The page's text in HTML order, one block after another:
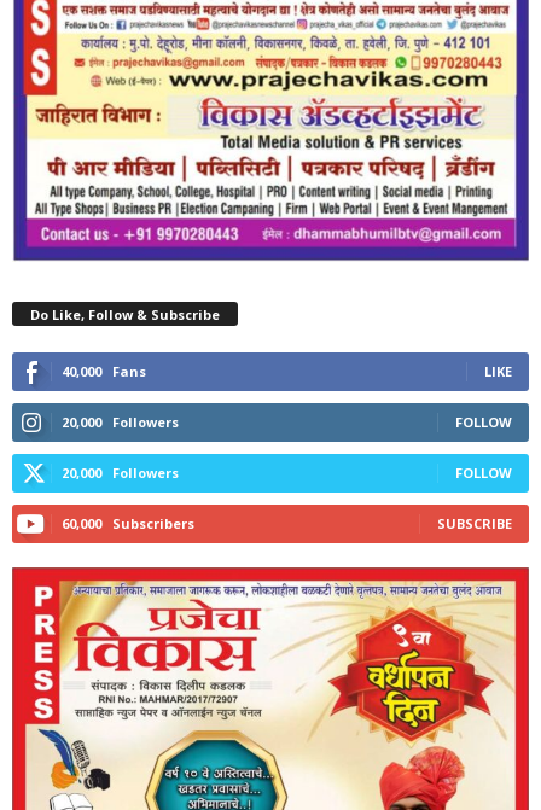
Do Like, Follow & Subscribe
40,000 Fans LIKE
20,000 Followers FOLLOW
20,000 Followers FOLLOW
60,000 Subscribers SUBSCRIBE